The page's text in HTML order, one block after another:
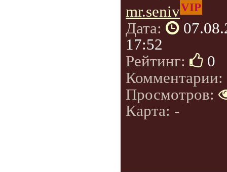
mr.senivVIP
Дата:
17:52
Рейтинг:
0
Комментарии:
Просмотров:
Карта: -